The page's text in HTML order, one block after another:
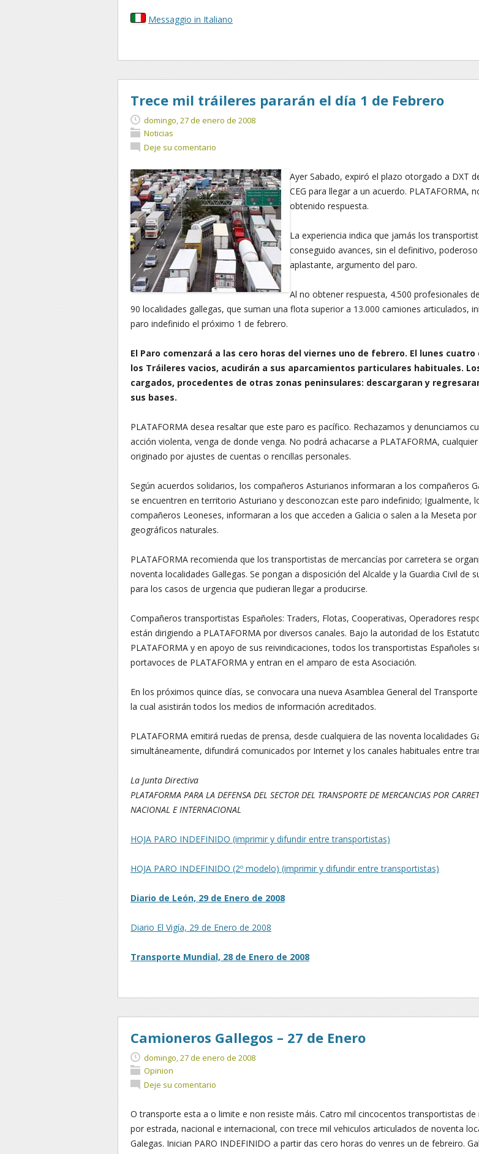
Messaggio in Italiano
Trece mil tráileres pararán el día 1 de Febrero
domingo, 27 de enero de 2008
Noticias
Deje su comentario
Ayer Sabado, expiró el plazo otorgado a DXT
CEG para llegar a un acuerdo. PLATAFORMA,
obtenido respuesta.
La experiencia indica que jamás los
conseguido avances, sin el definitivo,
aplastante, argumento del paro.
Al no obtener respuesta, 4.500 profesionales
90 localidades gallegas, que suman una flota superior a 13.000 camiones articulados,
paro indefinido el próximo 1 de febrero.
El Paro comenzará a las cero horas del viernes uno de febrero. El lunes
los Tráileres vacios, acudirán a sus aparcamientos particulares habituales.
cargados, procedentes de otras zonas peninsulares: descargaran y
sus bases.
PLATAFORMA desea resaltar que este paro es pacífico. Rechazamos y denunciamos
acción violenta, venga de donde venga. No podrá achacarse a PLATAFORMA,
originado por ajustes de cuentas o rencillas personales.
Según acuerdos solidarios, los compañeros Asturianos informaran a los compañeros
se encuentren en territorio Asturiano y desconozcan este paro indefinido; Igualmente,
compañeros Leoneses, informaran a los que acceden a Galicia o salen a la Meseta por
geográficos naturales.
PLATAFORMA recomienda que los transportistas de mercancías por carretera se
noventa localidades Gallegas. Se pongan a disposición del Alcalde y la Guardia Civil de
para los casos de urgencia que pudieran llegar a producirse.
Compañeros transportistas Españoles: Traders, Flotas, Cooperativas, Operadores
están dirigiendo a PLATAFORMA por diversos canales. Bajo la autoridad de los
PLATAFORMA y en apoyo de sus reivindicaciones, todos los transportistas Españoles
portavoces de PLATAFORMA y entran en el amparo de esta Asociación.
En los próximos quince días, se convocara una nueva Asamblea General del
la cual asistirán todos los medios de información acreditados.
PLATAFORMA emitirá ruedas de prensa, desde cualquiera de las noventa localidades
simultáneamente, difundirá comunicados por Internet y los canales habituales entre
La Junta Directiva
PLATAFORMA PARA LA DEFENSA DEL SECTOR DEL TRANSPORTE DE MERCANCIAS POR
NACIONAL E INTERNACIONAL
HOJA PARO INDEFINIDO (imprimir y difundir entre transportistas)
HOJA PARO INDEFINIDO (2º modelo) (imprimir y difundir entre transportistas)
Diario de León, 29 de Enero de 2008
Diario El Vigía, 29 de Enero de 2008
Transporte Mundial, 28 de Enero de 2008
Camioneros Gallegos – 27 de Enero
domingo, 27 de enero de 2008
Opinion
Deje su comentario
O transporte esta a o limite e non resiste máis. Catro mil cincocentos transportistas de
por estrada, nacional e internacional, con trece mil vehiculos articulados de noventa
Galegas. Inician PARO INDEFINIDO a partir das cero horas do venres un de febreiro.